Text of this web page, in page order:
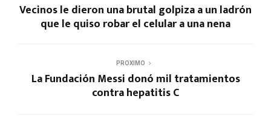
Vecinos le dieron una brutal golpiza a un ladrón
que le quiso robar el celular a una nena
PROXIMO
La Fundación Messi donó mil tratamientos
contra hepatitis C